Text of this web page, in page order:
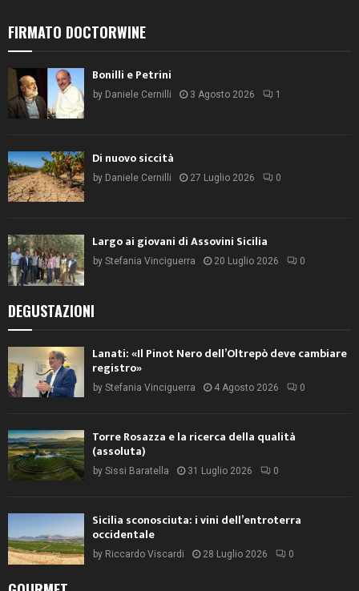
FIRMATO DOCTORWINE
Bonilli e Petrini
by Daniele Cernilli 3 Agosto 2026 1
Di nuovo siccità
by Daniele Cernilli 27 Luglio 2026 0
Largo ai giovani di Assovini Sicilia
by Stefania Vinciguerra 20 Luglio 2026 0
DEGUSTAZIONI
Lanati: «Il Pinot Nero dell’Oltrepò deve cambiare
registro»
by Stefania Vinciguerra 4 Agosto 2026 0
Torre Rosazza e la ricerca della qualità
(assoluta)
by Sissi Baratella 31 Luglio 2026 0
Sicilia sconosciuta: i vini dell’entroterra
occidentale
by Riccardo Viscardi 28 Luglio 2026 0